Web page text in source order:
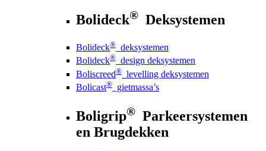
Bolideck® Deksystemen
Bolideck® deksystemen
Bolideck® design deksystemen
Boliscreed® levelling deksystemen
Bolicast® gietmassa’s
Boligrip® Parkeersystemen
en Brugdekken